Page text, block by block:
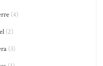
(4)
(2)
(3)